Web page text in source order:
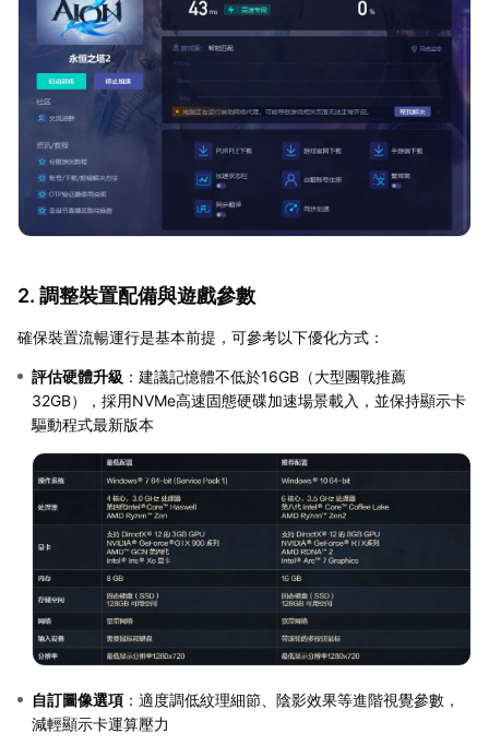
2. 調整裝置配備與遊戲參數
確保裝置流暢運行是基本前提，可參考以下優化方式：
評估硬體升級 ：建議記憶體不低於16GB（大型團戰推薦
32GB），採用NVMe高速固態硬碟加速場景載入，並保持顯示卡
驅動程式最新版本
自訂圖像選項 ：適度調低紋理細節、陰影效果等進階視覺參數，
減輕顯示卡運算壓力